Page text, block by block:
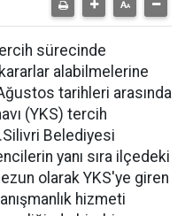
sürecinde
alabilmelerine
tarihleri arasında
(YKS) tercih
Belediyesi
yanı sıra ilçedeki
olarak YKS'ye giren
hizmeti